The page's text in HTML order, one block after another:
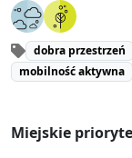
dobra przestrzeń
mobilność aktywna
Miejskie